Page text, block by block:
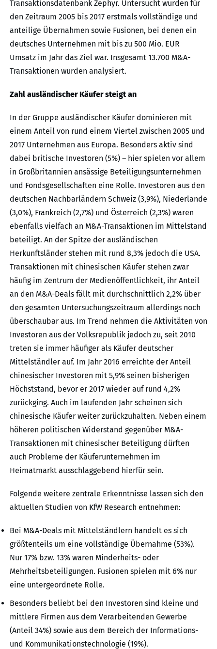
Transaktionsdatenbank Zephyr. Untersucht wurden für
den Zeitraum 2005 bis 2017 erstmals vollständige und
anteilige Übernahmen sowie Fusionen, bei denen ein
deutsches Unternehmen mit bis zu 500 Mio. EUR
Umsatz im Jahr das Ziel war. Insgesamt 13.700 M&A-
Transaktionen wurden analysiert.
Zahl ausländischer Käufer steigt an
In der Gruppe ausländischer Käufer dominieren mit
einem Anteil von rund einem Viertel zwischen 2005 und
2017 Unternehmen aus Europa. Besonders aktiv sind
dabei britische Investoren (5%) – hier spielen vor allem
in Großbritannien ansässige Beteiligungsunternehmen
und Fondsgesellschaften eine Rolle. Investoren aus den
deutschen Nachbarländern Schweiz (3,9%), Niederlande
(3,0%), Frankreich (2,7%) und Österreich (2,3%) waren
ebenfalls vielfach an M&A-Transaktionen im Mittelstand
beteiligt. An der Spitze der ausländischen
Herkunftsländer stehen mit rund 8,3% jedoch die USA.
Transaktionen mit chinesischen Käufer stehen zwar
häufig im Zentrum der Medienöffentlichkeit, ihr Anteil
an den M&A-Deals fällt mit durchschnittlich 2,2% über
den gesamten Untersuchungszeitraum allerdings noch
überschaubar aus. Im Trend nehmen die Aktivitäten von
Investoren aus der Volksrepublik jedoch zu, seit 2010
treten sie immer häufiger als Käufer deutscher
Mittelständler auf. Im Jahr 2016 erreichte der Anteil
chinesischer Investoren mit 5,9% seinen bisherigen
Höchststand, bevor er 2017 wieder auf rund 4,2%
zurückging. Auch im laufenden Jahr scheinen sich
chinesische Käufer weiter zurückzuhalten. Neben einem
höheren politischen Widerstand gegenüber M&A-
Transaktionen mit chinesischer Beteiligung dürften
auch Probleme der Käuferunternehmen im
Heimatmarkt ausschlaggebend hierfür sein.
Folgende weitere zentrale Erkenntnisse lassen sich den
aktuellen Studien von KfW Research entnehmen:
Bei M&A-Deals mit Mittelständlern handelt es sich
größtenteils um eine vollständige Übernahme (53%).
Nur 17% bzw. 13% waren Minderheits- oder
Mehrheitsbeteiligungen. Fusionen spielen mit 6% nur
eine untergeordnete Rolle.
Besonders beliebt bei den Investoren sind kleine und
mittlere Firmen aus dem Verarbeitenden Gewerbe
(Anteil 34%) sowie aus dem Bereich der Informations-
und Kommunikationstechnologie (19%).